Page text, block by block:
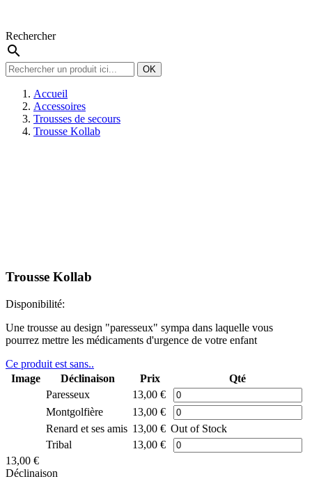
Rechercher
search
OK
Accueil
Accessoires
Trousses de secours
Trousse Kollab
Trousse Kollab
Disponibilité:
Une trousse au design "paresseux" sympa dans laquelle vous
pourrez mettre les médicaments d'urgence de votre enfant
Ce produit est sans..
Image
Déclinaison Prix
Qté
Paresseux
13,00 €
Montgolfière
13,00 €
Renard et ses amis 13,00 € Out of Stock
Tribal
13,00 €
13,00 €
Déclinaison